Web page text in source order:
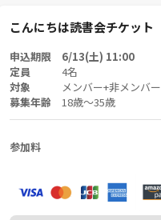
こんにちは読書会チケット
申込期限 6/13(土) 11:00
定員 4名
対象 メンバー+非メンバー
募集年齢 18歳〜35歳
参加料